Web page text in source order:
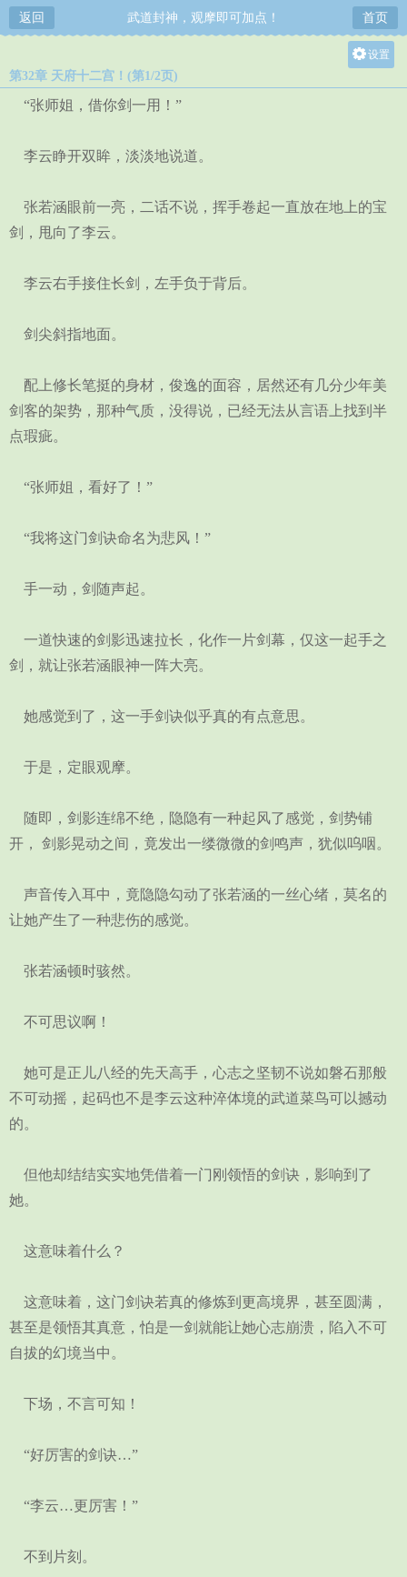
返回 武道封神，观摩即可加点！ 首页
设置
第32章 天府十二宫！(第1/2页)
“张师姐，借你剑一用！”
李云睁开双眸，淡淡地说道。
张若涵眼前一亮，二话不说，挥手卷起一直放在地上的宝
剑，甩向了李云。
李云右手接住长剑，左手负于背后。
剑尖斜指地面。
配上修长笔挺的身材，俊逸的面容，居然还有几分少年美
剑客的架势，那种气质，没得说，已经无法从言语上找到半
点瑕疵。
“张师姐，看好了！”
“我将这门剑诀命名为悲风！”
手一动，剑随声起。
一道快速的剑影迅速拉长，化作一片剑幕，仅这一起手之
剑，就让张若涵眼神一阵大亮。
她感觉到了，这一手剑诀似乎真的有点意思。
于是，定眼观摩。
随即，剑影连绵不绝，隐隐有一种起风了感觉，剑势铺
开， 剑影晃动之间，竟发出一缕微微的剑鸣声，犹似呜咽。
声音传入耳中，竟隐隐勾动了张若涵的一丝心绪，莫名的
让她产生了一种悲伤的感觉。
张若涵顿时骇然。
不可思议啊！
她可是正儿八经的先天高手，心志之坚韧不说如磐石那般
不可动摇，起码也不是李云这种淬体境的武道菜鸟可以撼动
的。
但他却结结实实地凭借着一门刚领悟的剑诀，影响到了
她。
这意味着什么？
这意味着，这门剑诀若真的修炼到更高境界，甚至圆满，
甚至是领悟其真意，怕是一剑就能让她心志崩溃，陷入不可
自拔的幻境当中。
下场，不言可知！
“好厉害的剑诀…”
“李云…更厉害！”
不到片刻。